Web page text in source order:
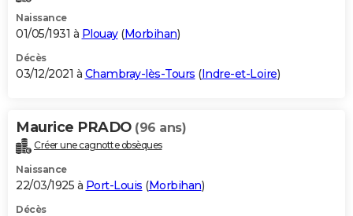
Naissance
01/05/1931 à Plouay(Morbihan)
Décès
03/12/2021 à Chambray-lès-Tours (Indre-et-Loire)
Maurice PRADO (96 ans)
Créer une cagnotte obsèques
Naissance
22/03/1925 à Port-Louis (Morbihan)
Décès